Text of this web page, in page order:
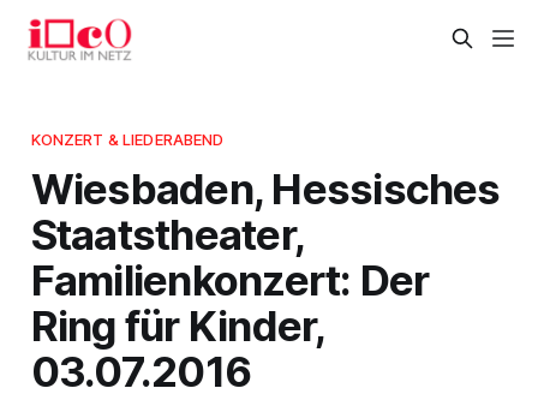
KONZERT & LIEDERABEND
Wiesbaden, Hessisches
Staatstheater,
Familienkonzert: Der
Ring für Kinder,
03.07.2016